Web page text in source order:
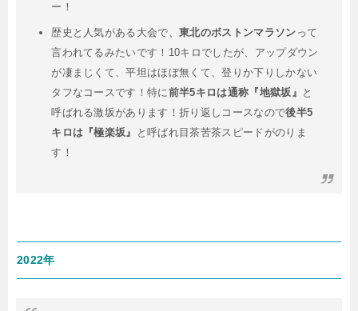
ー！
歴史と人気がある大会で、東北のボストンマラソン って
言われてるみたいです！10キロでしたが、アップダウン
が凄まじくて、平坦はほぼ無くて、登りか下りしかない
タフなコースです！特に 前半5キロは通称『地獄坂』 と
呼ばれる激坂があります！折り返しコースなので後半5
キロは『極楽坂』
と呼ばれ目茶苦茶スピードがのりま
す！
2022年